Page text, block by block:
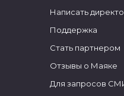
Написать
Поддержка
Стать партнером
Отзывы о Маяке
Для запросов